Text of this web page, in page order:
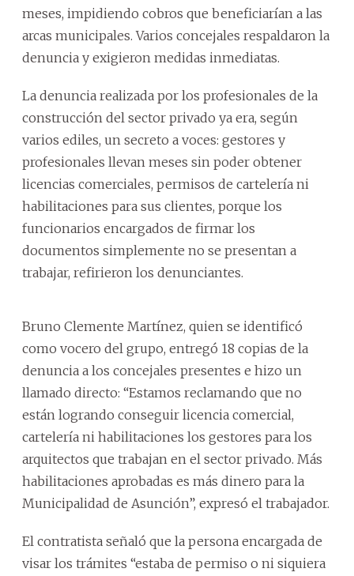
meses, impidiendo cobros que beneficiarían a las
arcas municipales. Varios concejales respaldaron la
denuncia y exigieron medidas inmediatas.
La denuncia realizada por los profesionales de la
construcción del sector privado ya era, según
varios ediles, un secreto a voces: gestores y
profesionales llevan meses sin poder obtener
licencias comerciales, permisos de cartelería ni
habilitaciones para sus clientes, porque los
funcionarios encargados de firmar los
documentos simplemente no se presentan a
trabajar, refirieron los denunciantes.
Bruno Clemente Martínez, quien se identificó
como vocero del grupo, entregó 18 copias de la
denuncia a los concejales presentes e hizo un
llamado directo: “Estamos reclamando que no
están logrando conseguir licencia comercial,
cartelería ni habilitaciones los gestores para los
arquitectos que trabajan en el sector privado. Más
habilitaciones aprobadas es más dinero para la
Municipalidad de Asunción”, expresó el trabajador.
El contratista señaló que la persona encargada de
visar los trámites “estaba de permiso o ni siquiera